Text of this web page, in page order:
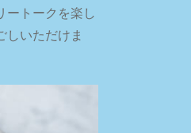
ートークを楽し
しいただけま